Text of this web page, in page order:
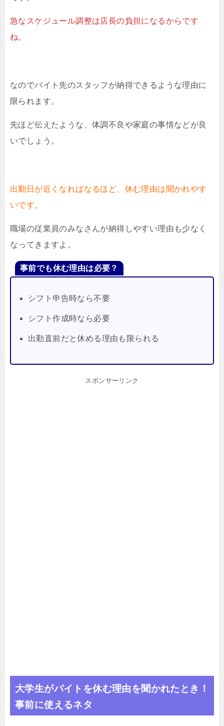
急なスケジュール調整は店長の負担になるからです
ね。
なのでバイト先のスタッフが納得できるような理由に
限られます。
先ほど伝えたような、体調不良や家庭の事情などが良
いでしょう。
出勤日が近くなればなるほど、休む理由は聞かれやす
いです。
職場の従業員のみなさんが納得しやすい理由も少なく
なってきますよ。
事前でも休む理由は必要？
シフト申告時なら不要
シフト作成時なら必要
出勤直前だと休める理由も限られる
スポンサーリンク
大学生がバイトを休む理由を聞かれたとき！
事前に使えるネタ